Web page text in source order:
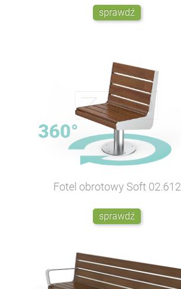
sprawdź
Fotel obrotowy Soft 02.612
sprawdź